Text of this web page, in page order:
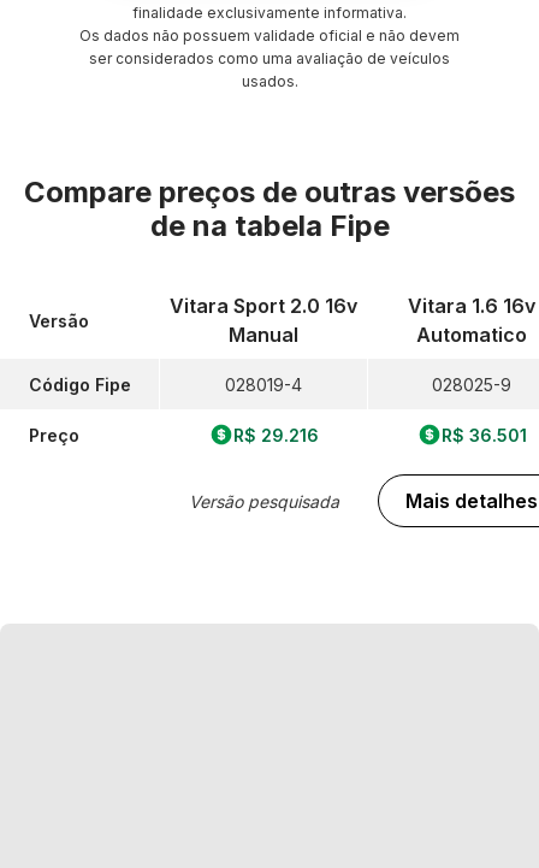
finalidade exclusivamente informativa.
Os dados não possuem validade oficial e não devem
ser considerados como uma avaliação de veículos
usados.
Compare preços de outras versões
de na tabela Fipe
Versão
Código Fipe
Preço
Vitara Sport 2.0 16v
Manual
028019-4
R$ 29.216
Versão pesquisada
Vitara 1.6 16v
Automatico
028025-9
R$ 36.501
Mais detalhes